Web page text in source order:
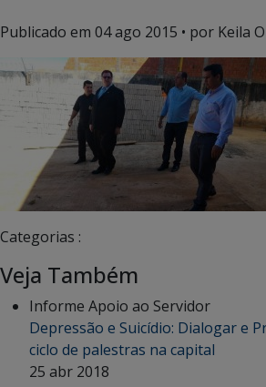
Publicado em 04 ago 2015 • por Keila
Categorias :
Veja Também
Informe Apoio ao Servidor
Depressão e Suicídio: Dialogar e
ciclo de palestras na capital
25 abr 2018